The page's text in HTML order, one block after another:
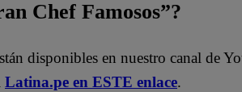
Chef Famosos”?
disponibles en nuestro canal de
Latina.pe en ESTE enlace.